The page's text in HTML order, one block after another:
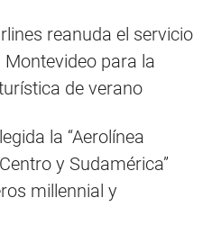
reanuda el servicio
para la
de verano
la “Aerolínea
y Sudamérica”
millennial y